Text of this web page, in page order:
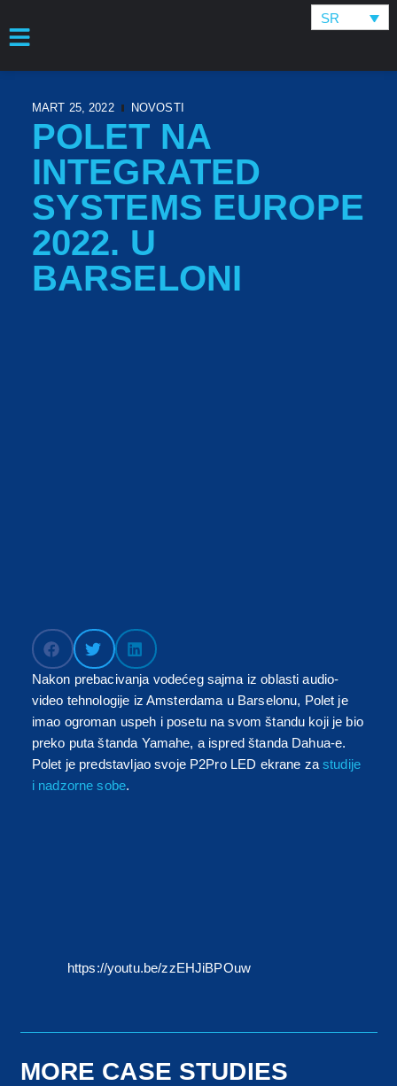
SR
MART 25, 2022 NOVOSTI
POLET NA
INTEGRATED
SYSTEMS EUROPE
2022. U
BARSELONI
Nakon prebacivanja vodećeg sajma iz oblasti audio-
video tehnologije iz Amsterdama u Barselonu, Polet je
imao ogroman uspeh i posetu na svom štandu koji je bio
preko puta štanda Yamahe, a ispred štanda Dahua-e.
Polet je predstavljao svoje P2Pro LED ekrane zastudije
i nadzorne sobe.
https://youtu.be/zzEHJiBPOuw
MORE CASE STUDIES